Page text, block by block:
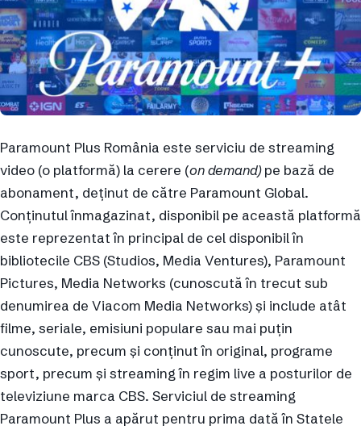
Paramount Plus România este serviciu de streaming
video (o platformă) la cerere (on demand)pe bază de
abonament, deținut de către Paramount Global.
Conținutul înmagazinat, disponibil pe această platformă
este reprezentat în principal de cel disponibil în
bibliotecile CBS (Studios, Media Ventures), Paramount
Pictures, Media Networks (cunoscută în trecut sub
denumirea de Viacom Media Networks) și include atât
filme, seriale, emisiuni populare sau mai puțin
cunoscute, precum și conținut în original, programe
sport, precum și streaming în regim live a posturilor de
televiziune marca CBS. Serviciul de streaming
Paramount Plus a apărut pentru prima dată în Statele